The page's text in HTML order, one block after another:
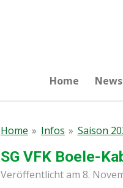
Home News
Home » Infos » Saison
SG VFK Boele-
Veröffentlicht am 8.